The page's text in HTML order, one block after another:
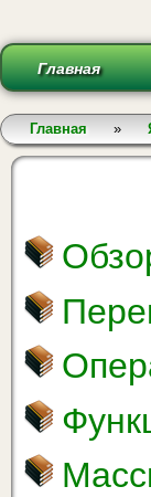
Главная
Вы здесь
Главная »